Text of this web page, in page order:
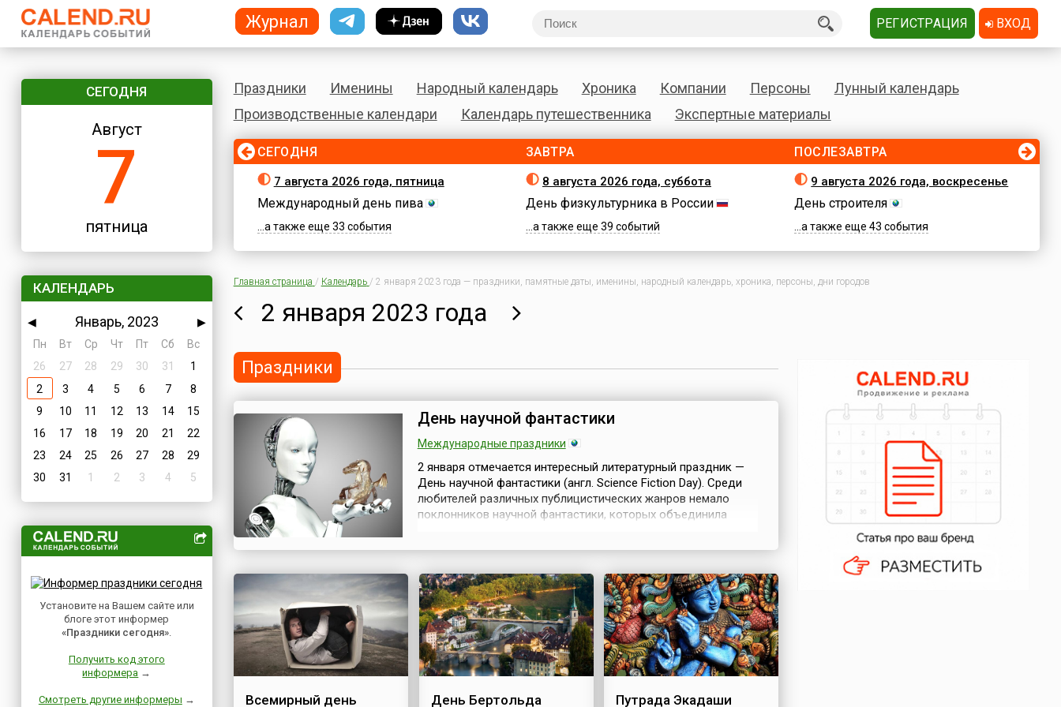
СЕГОДНЯ
Август
7
пятница
КАЛЕНДАРЬ
◀ Январь, 2023
▶
Пн
Вт Ср Чт Пт Сб
Вс
26
27 28 29 30 31
1
2
3 4 5 6 7
8
9
10 11 12 13 14
15
16
17 18 19 20 21
22
23
24 25 26 27 28
29
30
31 1 2 3 4 5
Установите на Вашем сайте или
блоге этот информер
«Праздники сегодня».
Получить код этого
информера →
Смотреть другие информеры →
Праздники Именины Народный календарь Хроника Компании Персоны
Лунный календарь
Производственные календари
Календарь путешественника Экспертные материалы
СЕГОДНЯ
7 августа 2026 года, пятница
Международный день пива
...а также еще 33 события
ЗАВТРА
8 августа 2026 года, суббота
День физкультурника в России
...а также еще 39 событий
ПОСЛЕЗАВТРА
9 августа 2026 года, воскресенье
День строителя
...а также еще 43 события
Главная страница / Календарь / 2 января 2023 года — праздники, памятные даты, именины, народный календарь, хроника, персоны, дни городов
2 января 2023 года
Праздники
День научной фантастики
Международные праздники
2 января отмечается интересный литературный праздник —
День научной фантастики (англ. Science Fiction Day). Среди
любителей различных публицистических жанров немало
поклонников научной фантастики, которых объединила
сценаристов и просто ...
Всемирный день
День Бертольда
Путрада Экадаши
Журнал РЕГИСТРАЦИЯ ВХОД